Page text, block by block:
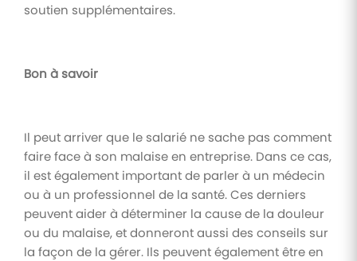
soutien supplémentaires.
Bon à savoir
Il peut arriver que le salarié ne sache pas comment
faire face à son malaise en entreprise. Dans ce cas,
il est également important de parler à un médecin
ou à un professionnel de la santé. Ces derniers
peuvent aider à déterminer la cause de la douleur
ou du malaise, et donneront aussi des conseils sur
la façon de la gérer. Ils peuvent également être en